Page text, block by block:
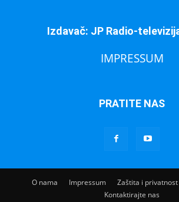
Izdavač: JP Radio-
IMPRESSUM
PRATITE NAS
O nama Impressum Zaštita i privatnost
Kontaktirajte nas